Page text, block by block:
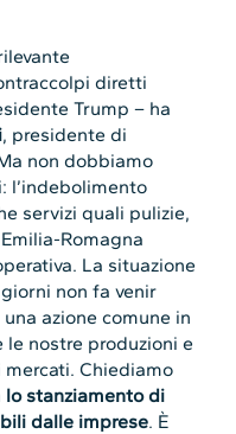
diretti
Trump – ha
, presidente di
non dobbiamo
servizi quali pulizie,
Romagna
La situazione
non fa venir
azione comune in
nostre produzioni e
Chiediamo
lo stanziamento di
dalle imprese. È